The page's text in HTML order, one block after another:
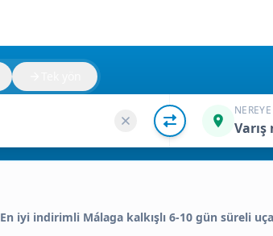
NEREYE
Varış
En iyi indirimli Málaga kalkışlı 6-10 gün süreli